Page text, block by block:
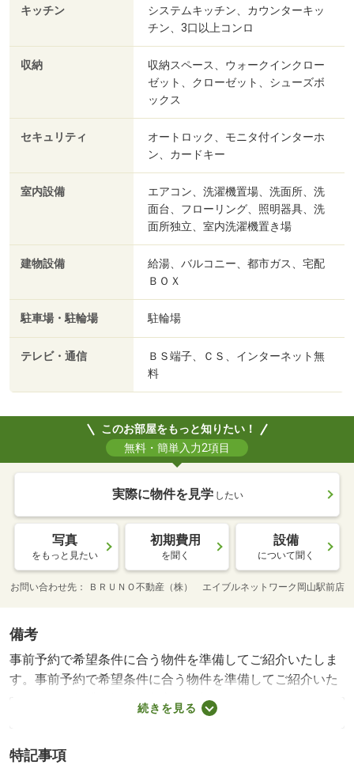
キッチン
システムキッチン、カウンターキッ
チン、3口以上コンロ
収納
収納スペース、ウォークインクロー
ゼット、クローゼット、シューズボ
ックス
セキュリティ
オートロック、モニタ付インターホ
ン、カードキー
室内設備
エアコン、洗濯機置場、洗面所、洗
面台、フローリング、照明器具、洗
面所独立、室内洗濯機置き場
建物設備
給湯、バルコニー、都市ガス、宅配
ＢＯＸ
駐車場・駐輪場 駐輪場
テレビ・通信
ＢＳ端子、ＣＳ、インターネット無
料
このお部屋をもっと知りたい！
無料・簡単入力2項目
実際に物件を見学 したい
写真
をもっと見たい
初期費用
を聞く
設備
について聞く
お問い合わせ先 ＢＲＵＮＯ不動産（株） エイブルネットワーク岡山駅前店
備考
事前予約で希望条件に合う物件を準備してご紹介いたしま
す。事前予約で希望条件に合う物件を準備してご紹介いた
します。・賃貸保証等：加入要（初回契約時：３５，００
０円、月額：１％、月額保証料：賃料等総額の１％＋８０
小型犬可／猫可・管理形態／管理員の勤務形態：巡回・他
続きを見る
特記事項